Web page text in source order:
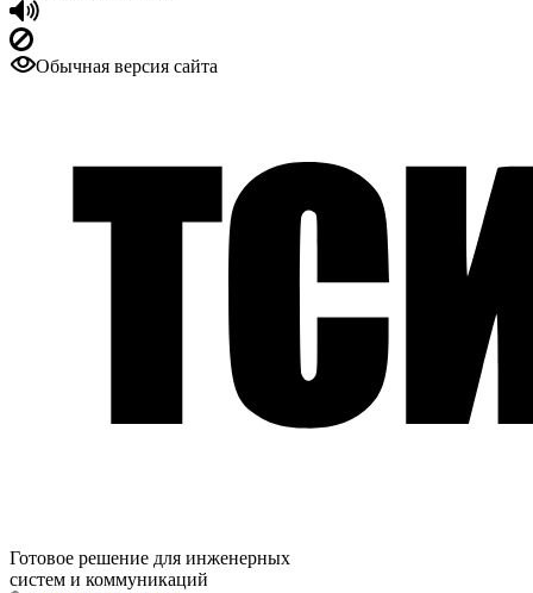
Обычная версия сайта
Готовое решение для инженерных
систем и коммуникаций